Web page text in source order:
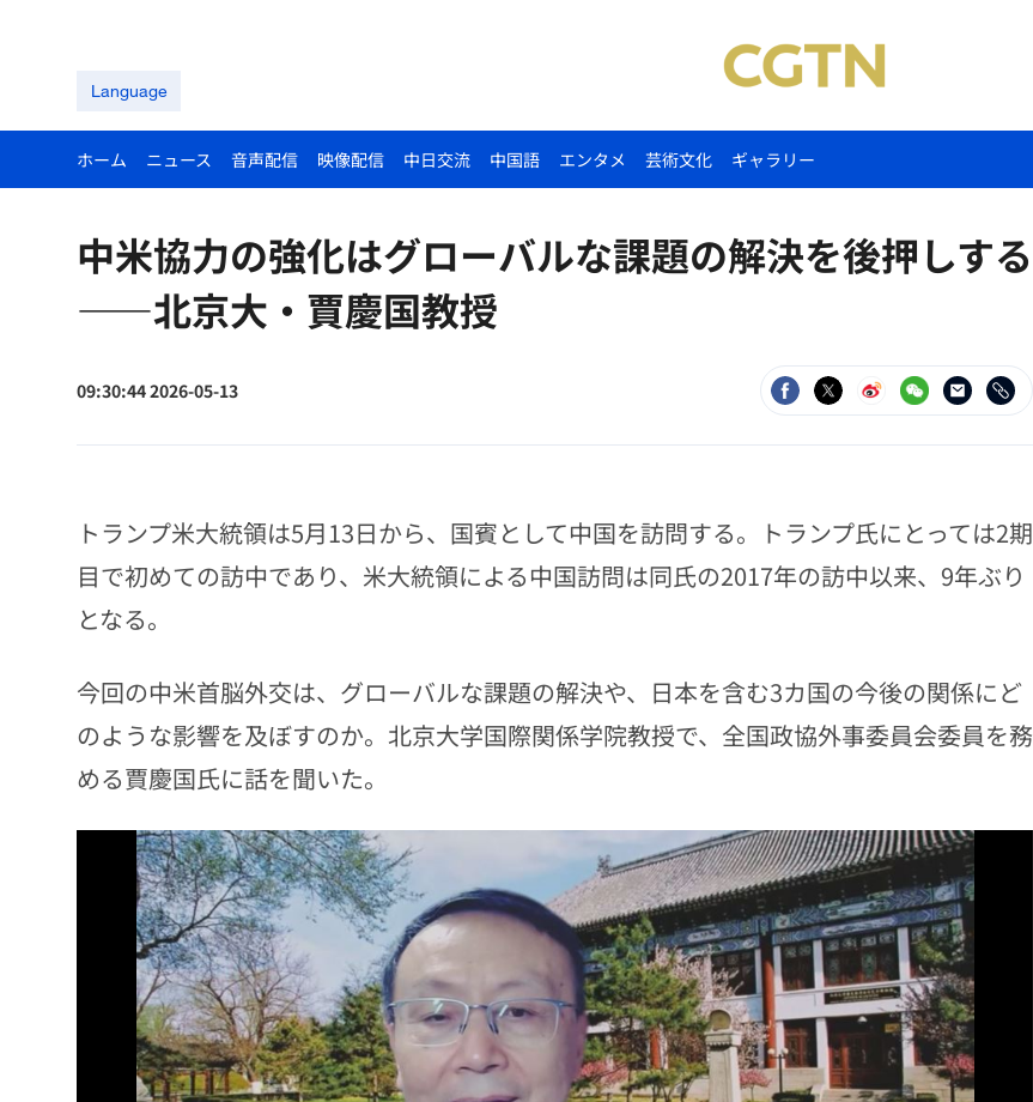
Language
ホーム ニュース 音声配信 映像配信 中日交流 中国語 エンタメ 芸術文化 ギャラリー
中米協力の強化はグローバルな課題の解決を後押しする
——北京大・賈慶国教授
09:30:44 2026-05-13
トランプ米大統領は5月13日から、国賓として中国を訪問する。トランプ氏にとっては2期
目で初めての訪中であり、米大統領による中国訪問は同氏の2017年の訪中以来、9年ぶり
となる。
今回の中米首脳外交は、グローバルな課題の解決や、日本を含む3カ国の今後の関係にど
のような影響を及ぼすのか。北京大学国際関係学院教授で、全国政協外事委員会委員を務
める賈慶国氏に話を聞いた。